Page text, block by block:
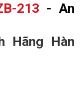
213 - An
Hãng Hàn